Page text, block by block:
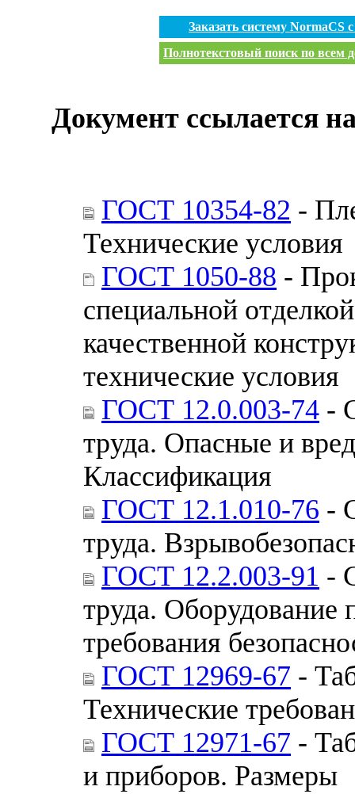
Заказать систему
Полнотекстовый поиск по всем
Документ ссылается
ГОСТ 10354-82 -
Технические условия
ГОСТ 1050-88 -
специальной
качественной
технические условия
ГОСТ 12.0.003-74 -
труда. Опасные и
Классификация
ГОСТ 12.1.010-76 -
труда.
ГОСТ 12.2.003-91 -
труда. Оборудование
требования
ГОСТ 12969-67 -
Технические
ГОСТ 12971-67 -
и приборов. Размеры